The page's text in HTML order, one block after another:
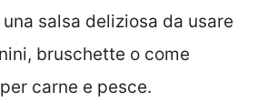
salsa deliziosa da usare
bruschette o come
carne e pesce.